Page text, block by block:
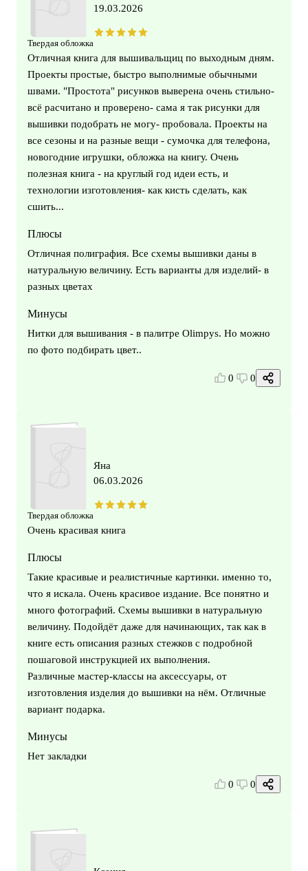
Твердая обложка
19.03.2026
Отличная книга для вышивальщиц по выходным дням.
Проекты простые, быстро выполнимые обычными
швами. "Простота" рисунков выверена очень стильно-
всё расчитано и проверено- сама я так рисунки для
вышивки подобрать не могу- пробовала. Проекты на
все сезоны и на разные вещи - сумочка для телефона,
новогодние игрушки, обложка на книгу. Очень
полезная книга - на круглый год идеи есть, и
технологии изготовления- как кисть сделать, как
сшить...
Плюсы
Отличная полиграфия. Все схемы вышивки даны в
натуральную величину. Есть варианты для изделий- в
разных цветах
Минусы
Нитки для вышивания - в палитре Olimpys. Но можно
по фото подбирать цвет..
0 0
Твердая обложка
Яна
06.03.2026
Очень красивая книга
Плюсы
Такие красивые и реалистичные картинки. именно то,
что я искала. Очень красивое издание. Все понятно и
много фотографий. Схемы вышивки в натуральную
величину. Подойдёт даже для начинающих, так как в
книге есть описания разных стежков с подробной
пошаговой инструкцией их выполнения.
Различные мастер-классы на аксессуары, от
изготовления изделия до вышивки на нём. Отличные
вариант подарка.
Минусы
Нет закладки
0 0